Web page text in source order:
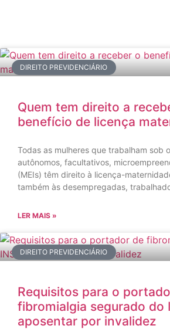
DIREITO PREVIDENCIÁRIO
Quem tem direito a
benefício de licença
Todas as mulheres que trabalham sob
autônomos, facultativos,
(MEIs) têm direito à licença-
também às desempregadas,
LER MAIS »
DIREITO PREVIDENCIÁRIO
Requisitos para o
fibromialgia segurado do
aposentar por invalidez